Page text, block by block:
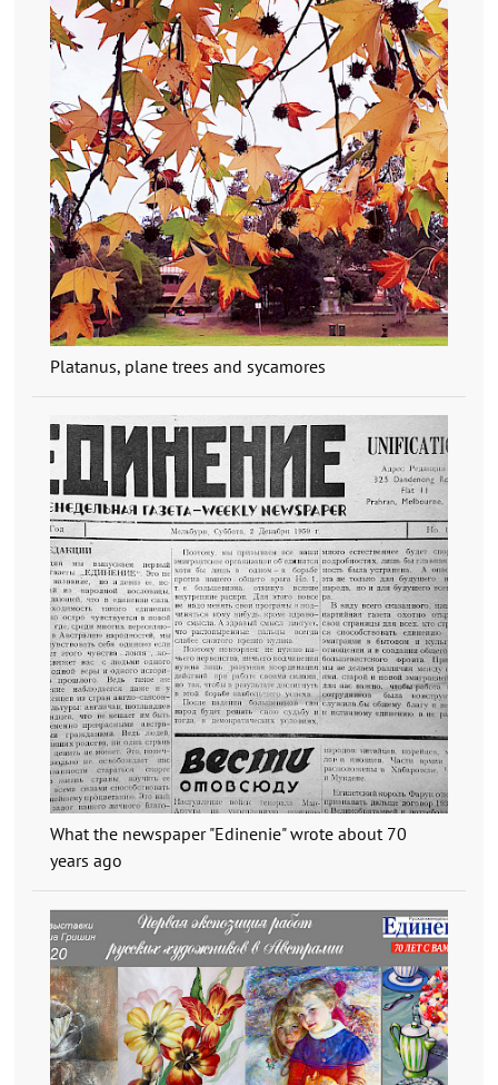
Platanus, plane trees and sycamores
What the newspaper "Edinenie" wrote about 70
years ago